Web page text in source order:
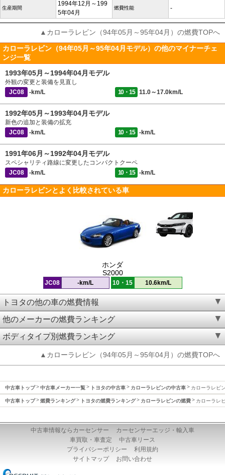
生産期間
1994年12月～199
5年04月
燃費性能 -
▲カローラレビン（94年05月～95年04月）の燃費TOPへ
カローラレビン（94年05月～95年04月モデル）の他のマイナーチェ
ンジ一覧
1993年05月～1994年04月モデル
外観の変更と装備を見直し
JC08
-km/L 10・15 11.0～17.0km/L
1992年05月～1993年04月モデル
新色の追加と装備の拡充
JC08
-km/L 10・15 -km/L
1991年06月～1992年04月モデル
スペシャリティ路線に変更したコンパクトクーペ
JC08
-km/L 10・15 -km/L
カローラレビンとよく比較されている車
ホンダ
S2000
JC08 -km/L 10・15 10.6km/L
トヨタの他の車の燃費情報
他のメーカーの燃費ランキング
ボディタイプ別燃費ランキング
▲カローラレビン（94年05月～95年04月）の燃費TOPへ
中古車トップ 中古車メーカー一覧 トヨタの中古車 カローラレビンの中古車 カローラレビ
中古車トップ 燃費ランキング トヨタの燃費ランキング カローラレビンの燃費 カローラレ
中古車情報ならカーセンサー
カーセンサーエッジ・輸入車
車買取・車査定
中古車リース
プライバシーポリシー
利用規約
サイトマップ
お問い合わせ